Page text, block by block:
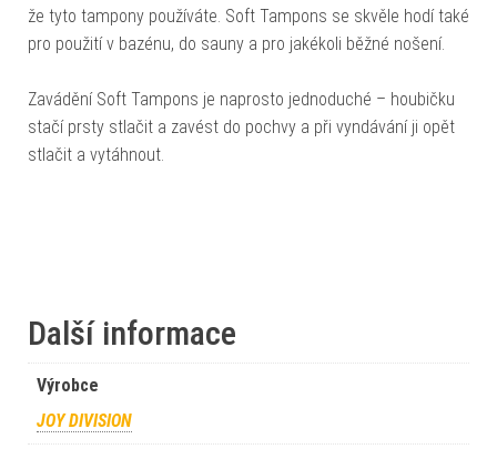
že tyto tampony používáte. Soft Tampons se skvěle hodí také
pro použití v bazénu, do sauny a pro jakékoli běžné nošení.
Zavádění Soft Tampons je naprosto jednoduché – houbičku
stačí prsty stlačit a zavést do pochvy a při vyndávání ji opět
stlačit a vytáhnout.
Další informace
Výrobce
JOY DIVISION